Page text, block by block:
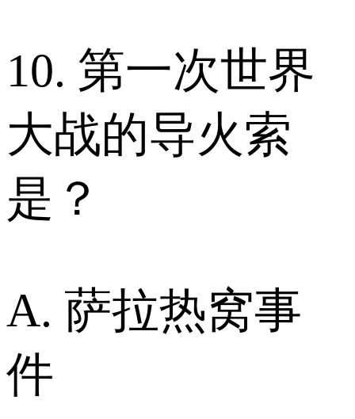
10. 第一次世界
大战的导火索
是？
A. 萨拉热窝事
件